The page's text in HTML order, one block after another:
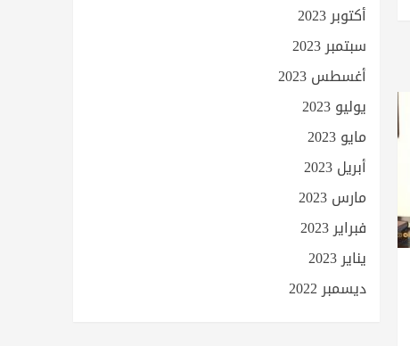
أكتوبر 2023
سبتمبر 2023
أغسطس 2023
يوليو 2023
مايو 2023
أبريل 2023
مارس 2023
فبراير 2023
يناير 2023
ديسمبر 2022